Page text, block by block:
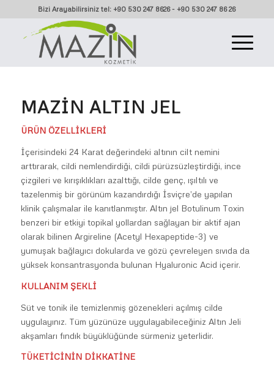
Bizi Arayabilirsiniz tel: +90 530 247 8626 - +90 530 247 86 26
MAZIN ALTIN JEL
ÜRÜN ÖZELLİKLERİ
İçerisindeki 24 Karat değerindeki altının cilt nemini
arttırarak, cildi nemlendirdiği, cildi pürüzsüzleştirdiği, ince
çizgileri ve kırışıklıkları azalttığı, cilde genç, ışıltılı ve
tazelenmiş bir görünüm kazandırdığı İsviçre’de yapılan
klinik çalışmalar ile kanıtlanmıştır. Altın jel Botulinum Toxin
benzeri bir etkiyi topikal yollardan sağlayan bir aktif ajan
olarak bilinen Argireline (Acetyl Hexapeptide-3) ve
yumuşak bağlayıcı dokularda ve gözü çevreleyen sıvıda da
yüksek konsantrasyonda bulunan Hyaluronic Acid içerir.
KULLANIM ŞEKLİ
Süt ve tonik ile temizlenmiş gözenekleri açılmış cilde
uygulayınız. Tüm yüzünüze uygulayabileceğiniz Altın Jeli
akşamları fındık büyüklüğünde sürmeniz yeterlidir.
TÜKETİCİNİN DİKKATİNE